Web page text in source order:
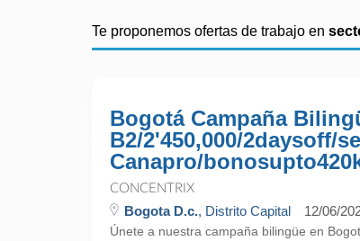
Te proponemos ofertas de trabajo en
Bogotá Campaña
B2/2'450,000/2daysoff/
Canapro/
CONCENTRIX
Bogota D.c., Distrito Capital 12/06/
Únete a nuestra campaña bilingüe en